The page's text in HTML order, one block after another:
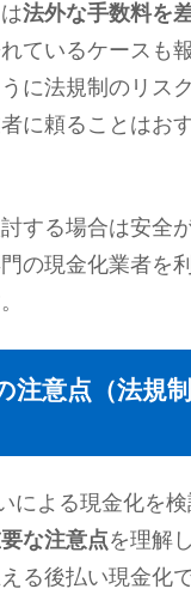
法外な手数料を
ているケースも
に法規制のリス
に頼ることはお
する場合は安全
の現金化業者を
注意点（法規
による現金化を
な注意点を理解
る後払い現金化